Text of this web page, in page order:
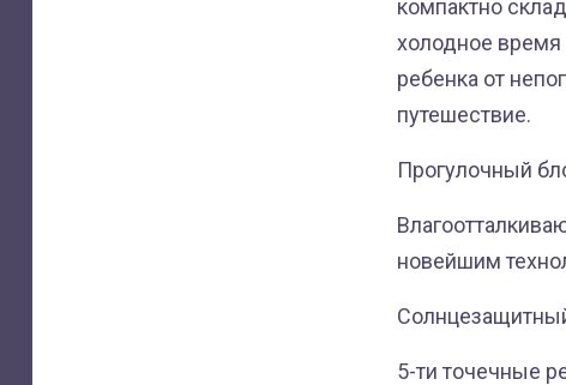
компактно
холодное
ребенка от
путешествие.
Прогулочный
новейшим
5-ти точечные